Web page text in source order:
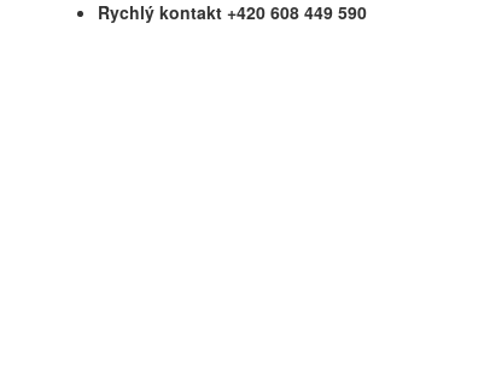
Rychlý kontakt +420 608 449 590